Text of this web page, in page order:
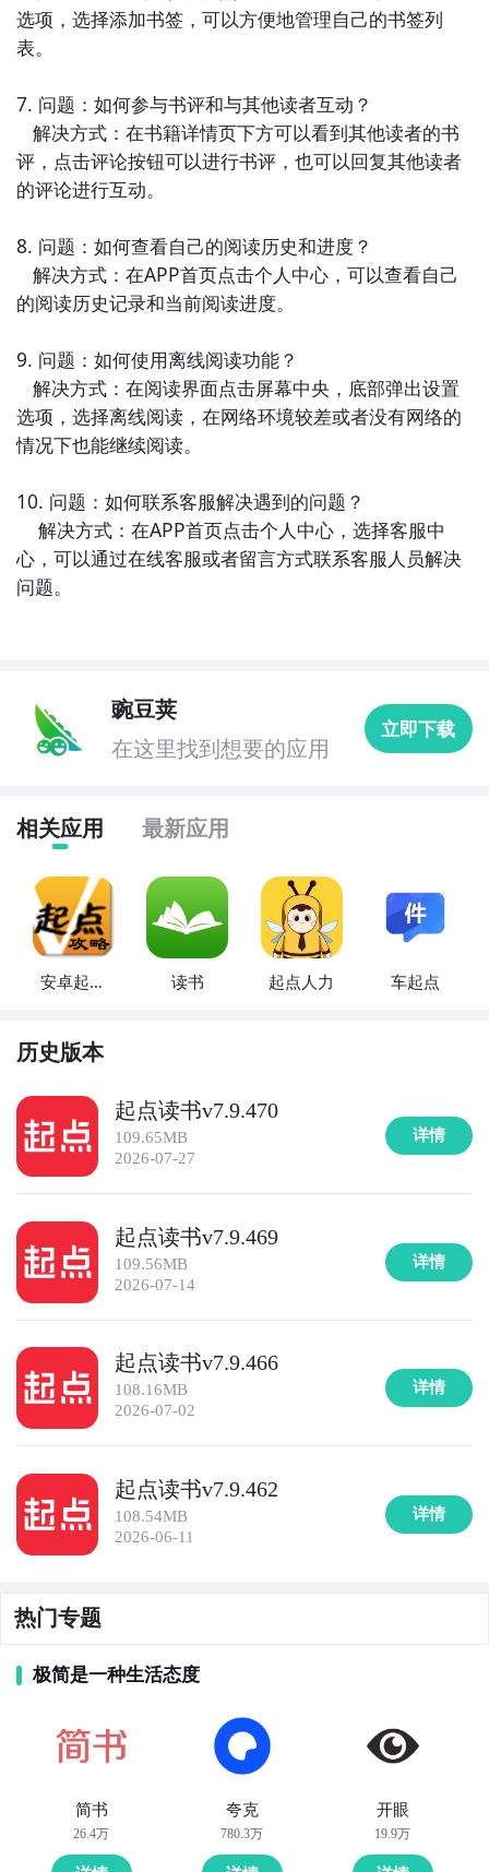
种阅读格式和自定义设置，为用户打造舒适的数字阅读
环境。
10. 《QQ阅读》：QQ阅读是一款集小说、杂志和新闻
资讯为一体的阅读APP，拥有丰富的阅读内容和独特的
社交互动功能，让你与好友分享阅读心得和发现更多有
趣的内容。
选项，选择添加书签，可以方便地管理自己的书签列
表。
7. 问题：如何参与书评和与其他读者互动？
评，点击评论按钮可以进行书评，也可以回复其他读者
的评论进行互动。
8. 问题：如何查看自己的阅读历史和进度？
的阅读历史记录和当前阅读进度。
9. 问题：如何使用离线阅读功能？
选项，选择离线阅读，在网络环境较差或者没有网络的
情况下也能继续阅读。
10. 问题：如何联系客服解决遇到的问题？
心，可以通过在线客服或者留言方式联系客服人员解决
问题。
豌豆荚
在这里找到想要的应用
立即下载
相关应用 最新应用
安卓起点
读书 起点人力 车起点
历史版本
起点读书v7.9.470
109.65MB
2026-07-27
详情
起点读书v7.9.469
109.56MB
2026-07-14
详情
起点读书v7.9.466
108.16MB
2026-07-02
详情
起点读书v7.9.462
108.54MB
2026-06-11
详情
热门专题
极简是一种生活态度
简书
26.4万
夸克
780.3万
开眼
19.9万